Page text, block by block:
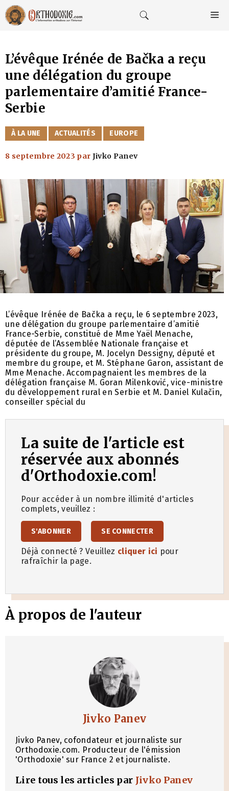
Aller
au
contenu
L’évêque Irénée de Bačka a reçu
une délégation du groupe
parlementaire d’amitié France-
Serbie
CATÉGORIES
À LA UNE ACTUALITÉS EUROPE
8 septembre 2023 par Jivko Panev
L’évêque Irénée de Bačka a reçu, le 6 septembre 2023,
une délégation du groupe parlementaire d’amitié
France-Serbie, constitué de Mme Yaël Menache,
députée de l’Assemblée Nationale française et
présidente du groupe, M. Jocelyn Dessigny, député et
membre du groupe, et M. Stéphane Garon, assistant de
Mme Menache. Accompagnaient les membres de la
délégation française M. Goran Milenković, vice-ministre
du développement rural en Serbie et M. Daniel Kulačin,
conseiller spécial du
La suite de l'article est
réservée aux abonnés
d'Orthodoxie.com!
Pour accéder à un nombre illimité d'articles
complets, veuillez :
S'ABONNER SE CONNECTER
Déjà connecté ? Veuillez cliquer ici pour
rafraîchir la page.
À propos de l'auteur
Jivko Panev
Jivko Panev, cofondateur et journaliste sur
Orthodoxie.com. Producteur de l'émission
'Orthodoxie' sur France 2 et journaliste.
Lire tous les articles par Jivko Panev